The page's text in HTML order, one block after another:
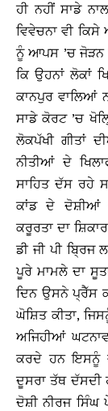
ਹੀ ਨਹੀਂ ਸਾਡੇ
ਵਿਵੇਚਨਾ ਵੀ
ਨੂੰ ਆਪਸ ’ਚ ਜੋੜਨ
ਕਿ ਉਹਨਾਂ ਲੋਕਾਂ
ਕਾਨਪੁਰ ਵਾਲਿਆਂ
ਸਾਡੇ ਕੋਰਟ ’ਚ
ਲੋਕਪੱਖੀ ਗੀਤਾਂ
ਨੀਤੀਆਂ ਦੇ
ਸਾਹਿਤ ਦੱਸ ਰਹੇ
ਕਾਂਡ ਦੇ ਦੋਸ਼ੀਆਂ
ਕਰੂਰਤਾ ਦਾ
ਡੀ ਜੀ ਪੀ ਬ੍ਰਿਜ
ਪੂਰੇ ਮਾਮਲੇ ਦਾ
ਦਿਨ ਉਸਨੇ ਪ੍ਰੈੱਸ
ਘੋਸ਼ਿਤ ਕੀਤਾ,
ਅਜਿਹੀਆਂ
ਕਰਦੇ ਹਨ ਇਸਨੂੰ
ਦੂਸਰਾ ਤੱਥ ਦੱਸਦੀ
ਦੋਸ਼ੀ ਨੀਰਜ ਸਿੰਘ